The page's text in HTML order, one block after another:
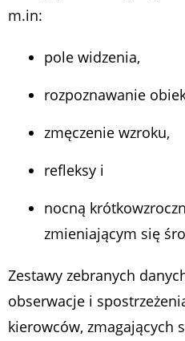
m.in:
pole widzenia,
rozpoznawanie
zmęczenie wzroku,
refleksy i
nocną
zmieniającym się
Zestawy zebranych
obserwacje i
kierowców, zmagających